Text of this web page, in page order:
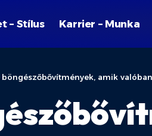
– Stílus Karrier – Munka
böngészőbővítmények, amik